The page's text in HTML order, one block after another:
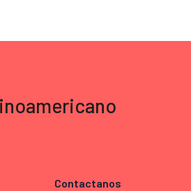
Contactanos